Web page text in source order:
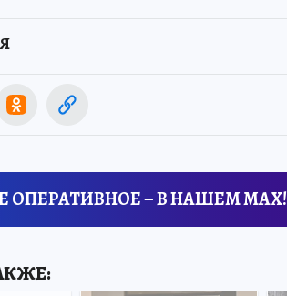
ОПЕРАТИВНОЕ – В НАШЕМ MAX!